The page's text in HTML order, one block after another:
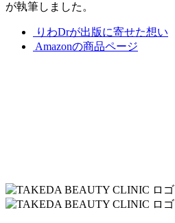
が執筆しました。
りわDrが出版に寄せた想い
Amazonの商品ページ